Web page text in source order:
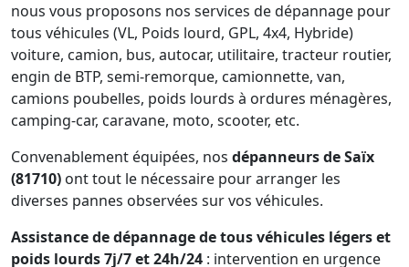
nous vous proposons nos services de dépannage pour
tous véhicules (VL, Poids lourd, GPL, 4x4, Hybride)
voiture, camion, bus, autocar, utilitaire, tracteur routier,
engin de BTP, semi-remorque, camionnette, van,
camions poubelles, poids lourds à ordures ménagères,
camping-car, caravane, moto, scooter, etc.
Convenablement équipées, nos dépanneurs de Saïx
(81710) ont tout le nécessaire pour arranger les
diverses pannes observées sur vos véhicules.
Assistance de dépannage de tous véhicules légers et
poids lourds 7j/7 et 24h/24 : intervention en urgence